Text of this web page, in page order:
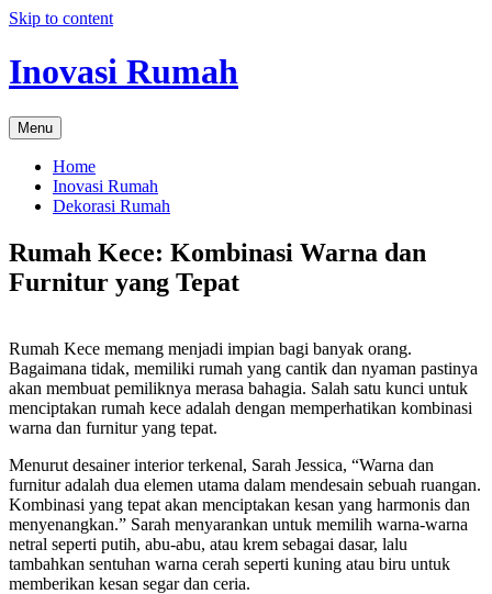
Skip to content
Inovasi Rumah
Menu
Home
Inovasi Rumah
Dekorasi Rumah
Rumah Kece: Kombinasi Warna dan
Furnitur yang Tepat
Rumah Kece memang menjadi impian bagi banyak orang.
Bagaimana tidak, memiliki rumah yang cantik dan nyaman pastinya
akan membuat pemiliknya merasa bahagia. Salah satu kunci untuk
menciptakan rumah kece adalah dengan memperhatikan kombinasi
warna dan furnitur yang tepat.
Menurut desainer interior terkenal, Sarah Jessica, “Warna dan
furnitur adalah dua elemen utama dalam mendesain sebuah ruangan.
Kombinasi yang tepat akan menciptakan kesan yang harmonis dan
menyenangkan.” Sarah menyarankan untuk memilih warna-warna
netral seperti putih, abu-abu, atau krem sebagai dasar, lalu
tambahkan sentuhan warna cerah seperti kuning atau biru untuk
memberikan kesan segar dan ceria.